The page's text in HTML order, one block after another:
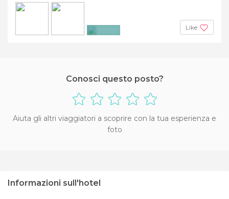
Like
Conosci questo posto?
Aiuta gli altri viaggiatori a scoprire con la tua esperienza e
foto
Informazioni sull'hotel